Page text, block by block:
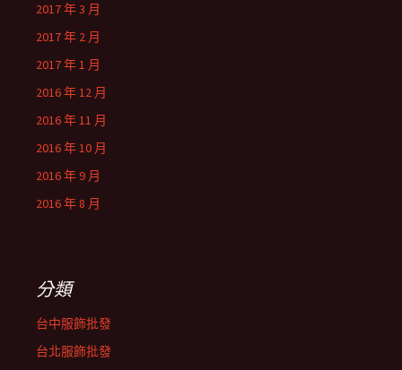
2017 年 3 月
2017 年 2 月
2017 年 1 月
2016 年 12 月
2016 年 11 月
2016 年 10 月
2016 年 9 月
2016 年 8 月
分類
台中服飾批發
台北服飾批發